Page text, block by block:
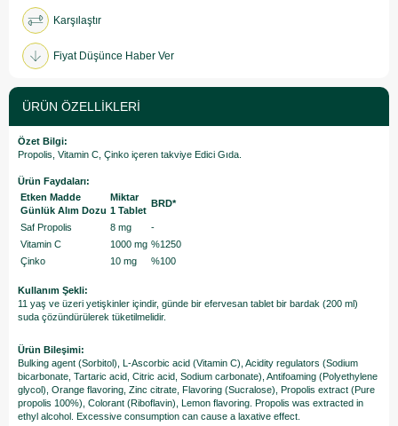
Karşılaştır
Fiyat Düşünce Haber Ver
ÜRÜN ÖZELLIKLERI
Özet Bilgi:
Propolis, Vitamin C, Çinko içeren takviye Edici Gıda.
Ürün Faydaları:
Etken Madde
Günlük Alım Dozu
Miktar
1 Tablet
BRD*
Saf Propolis 8 mg
-
Vitamin C
1000 mg %1250
Çinko
10 mg %100
Kullanım Şekli:
11 yaş ve üzeri yetişkinler içindir, günde bir efervesan tablet bir bardak (200 ml)
suda çözündürülerek tüketilmelidir.
Ürün Bileşimi:
Bulking agent (Sorbitol), L-Ascorbic acid (Vitamin C), Acidity regulators (Sodium
bicarbonate, Tartaric acid, Citric acid, Sodium carbonate), Antifoaming (Polyethylene
glycol), Orange flavoring, Zinc citrate, Flavoring (Sucralose), Propolis extract (Pure
propolis 100%), Colorant (Riboflavin), Lemon flavoring. Propolis was extracted in
ethyl alcohol. Excessive consumption can cause a laxative effect.